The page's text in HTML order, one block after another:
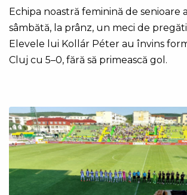
Echipa noastră feminină de senioare
sâmbătă, la prânz, un meci de
Elevele lui Kollár Péter au învins
Cluj cu 5–0, fără să primească gol.